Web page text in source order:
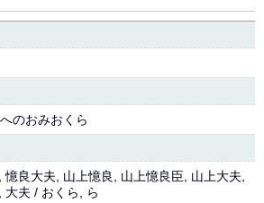
のおみおくら
良大夫, 山上憶良, 山上憶良臣, 山上大夫,
大夫 / おくら, ら